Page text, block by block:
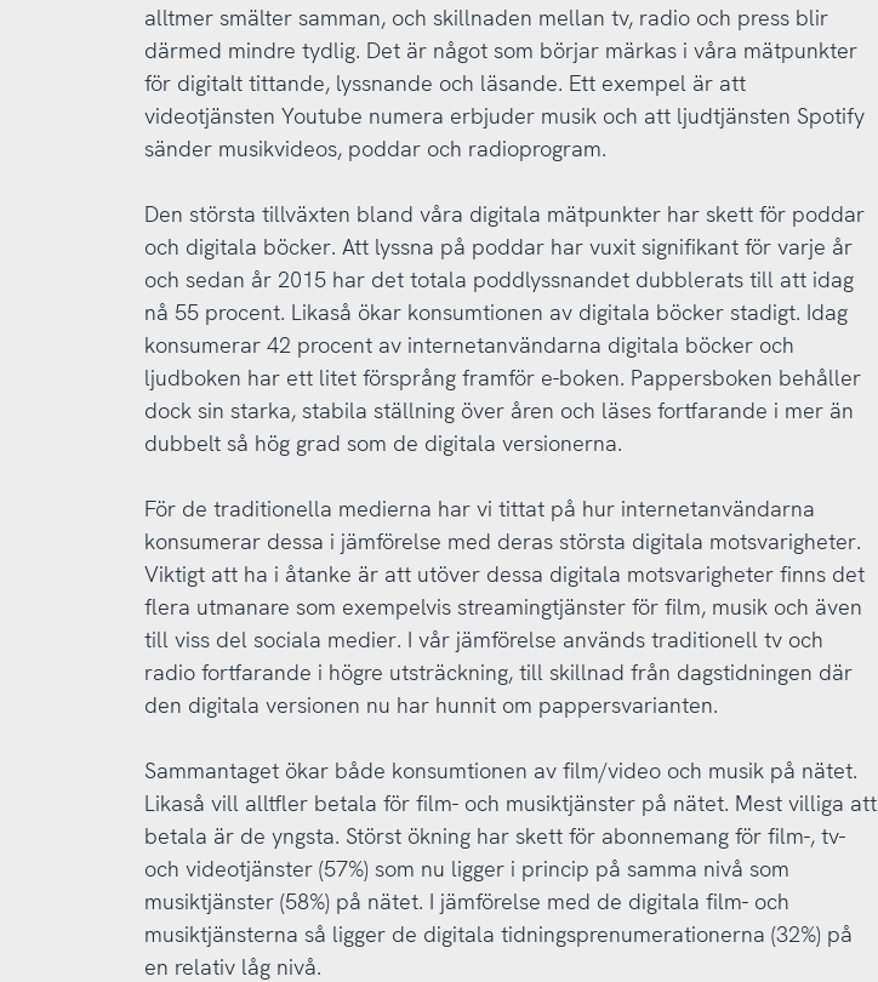
alltmer smälter samman, och skillnaden mellan tv, radio och press blir
därmed mindre tydlig. Det är något som börjar märkas i våra mätpunkter
för digitalt tittande, lyssnande och läsande. Ett exempel är att
videotjänsten Youtube numera erbjuder musik och att ljudtjänsten Spotify
sänder musikvideos, poddar och radioprogram.
Den största tillväxten bland våra digitala mätpunkter har skett för poddar
och digitala böcker. Att lyssna på poddar har vuxit signifikant för varje år
och sedan år 2015 har det totala poddlyssnandet dubblerats till att idag
nå 55 procent. Likaså ökar konsumtionen av digitala böcker stadigt. Idag
konsumerar 42 procent av internetanvändarna digitala böcker och
ljudboken har ett litet försprång framför e-boken. Pappersboken behåller
dock sin starka, stabila ställning över åren och läses fortfarande i mer än
dubbelt så hög grad som de digitala versionerna.
För de traditionella medierna har vi tittat på hur internetanvändarna
konsumerar dessa i jämförelse med deras största digitala motsvarigheter.
Viktigt att ha i åtanke är att utöver dessa digitala motsvarigheter finns det
flera utmanare som exempelvis streamingtjänster för film, musik och även
till viss del sociala medier. I vår jämförelse används traditionell tv och
radio fortfarande i högre utsträckning, till skillnad från dagstidningen där
den digitala versionen nu har hunnit om pappersvarianten.
Sammantaget ökar både konsumtionen av film/video och musik på nätet.
Likaså vill alltfler betala för film- och musiktjänster på nätet. Mest villiga att
betala är de yngsta. Störst ökning har skett för abonnemang för film-, tv-
och videotjänster (57%) som nu ligger i princip på samma nivå som
musiktjänster (58%) på nätet. I jämförelse med de digitala film- och
musiktjänsterna så ligger de digitala tidningsprenumerationerna (32%) på
en relativ låg nivå.